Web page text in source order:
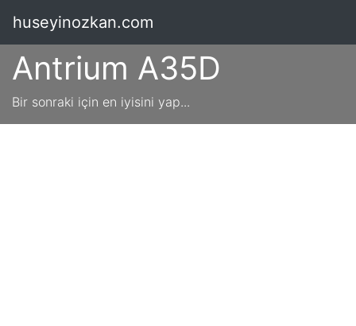
Antrium A35D
Bir sonraki için en iyisini yap...
huseyinozkan.com